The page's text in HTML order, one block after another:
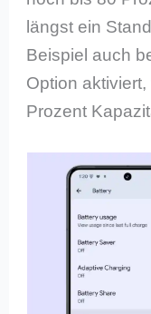
längst ein
Beispiel auch
Option
Prozent